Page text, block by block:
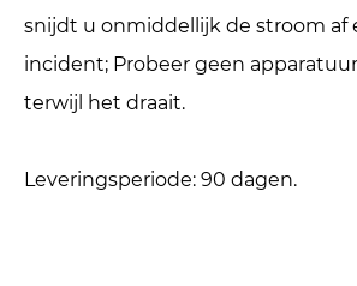
snijdt u onmiddellijk de stroom af
incident; Probeer geen
terwijl het draait.
Leveringsperiode: 90 dagen.